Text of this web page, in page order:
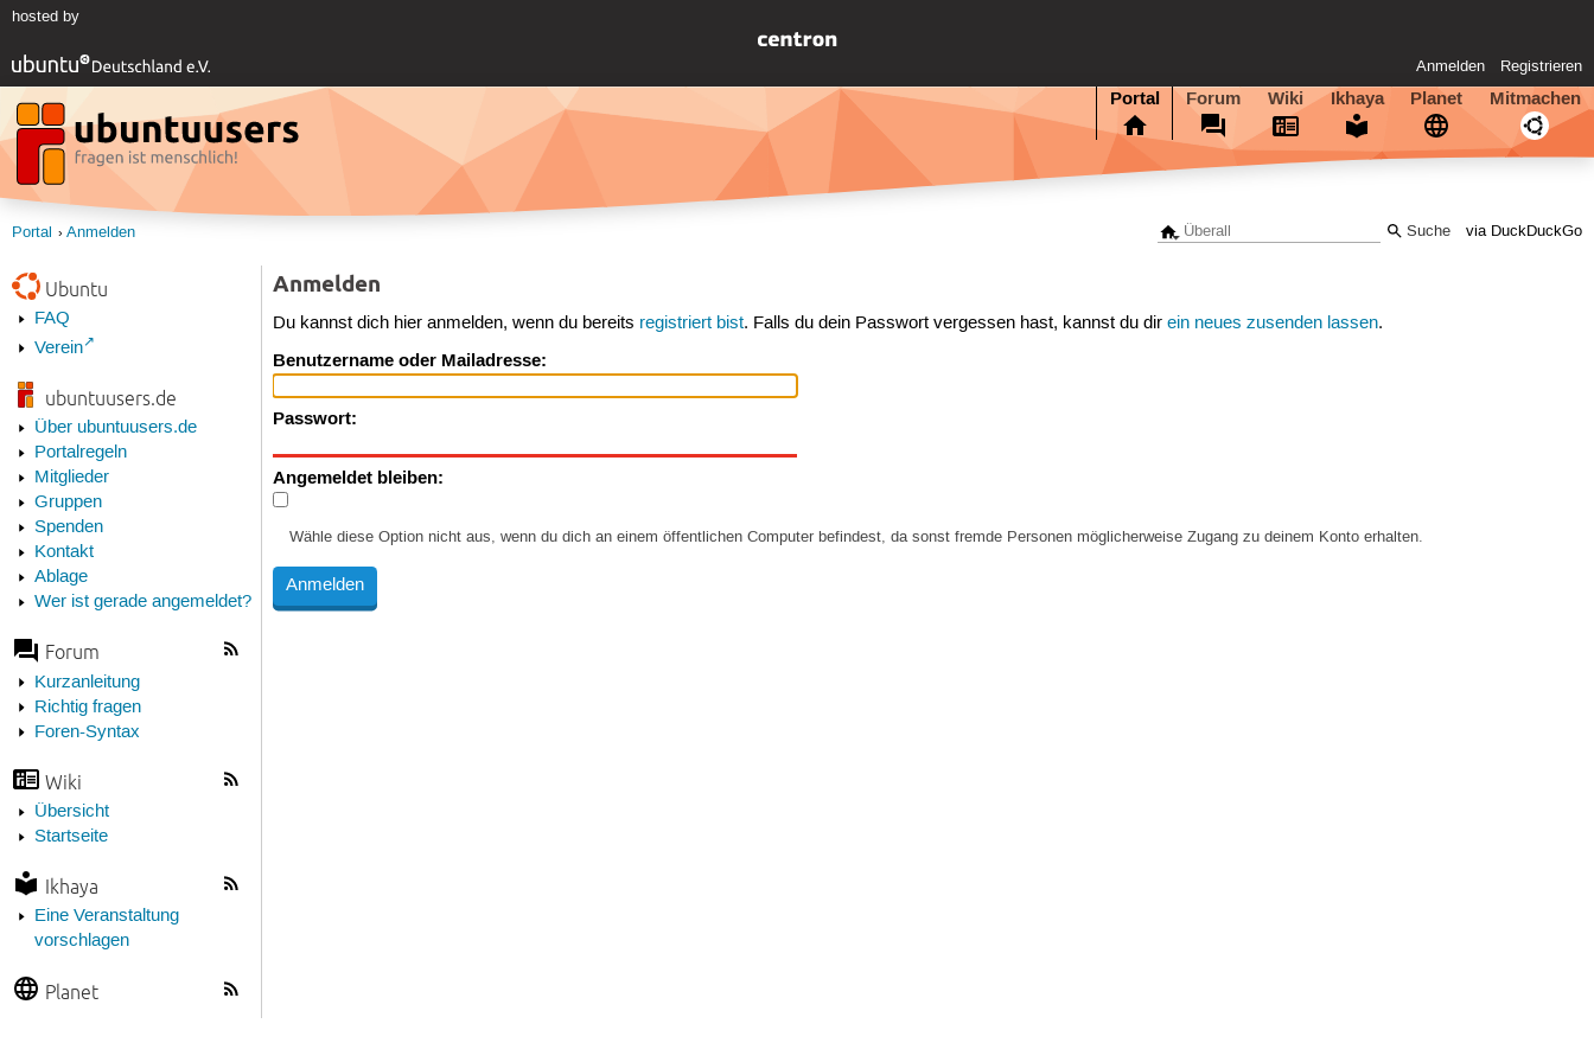
hosted by
Anmelden Registrieren
Portal Forum Wiki Ikhaya Planet Mitmachen
via DuckDuckGo
Portal Anmelden
Ubuntu
FAQ
Verein
ubuntuusers.de
Über ubuntuusers.de
Portalregeln
Mitglieder
Gruppen
Spenden
Kontakt
Ablage
Wer ist gerade angemeldet?
Forum
Kurzanleitung
Richtig fragen
Foren-Syntax
Wiki
Übersicht
Startseite
Ikhaya
Eine Veranstaltung
vorschlagen
Planet
Anmelden
Du kannst dich hier anmelden, wenn du bereits registriert bist. Falls du dein Passwort vergessen hast, kannst du direin neues zusenden lassen.
Benutzername oder Mailadresse:
Passwort:
Angemeldet bleiben:
Wähle diese Option nicht aus, wenn du dich an einem öffentlichen Computer befindest, da sonst fremde Personen möglicherweise Zugang zu deinem Konto erhalten.